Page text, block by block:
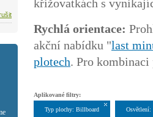
křižovatkách s
Rychlá orientace:
akční nabídku "last
plotech. Pro
Aplikované filtry:
Typ plochy: Billboard Osvětlení: